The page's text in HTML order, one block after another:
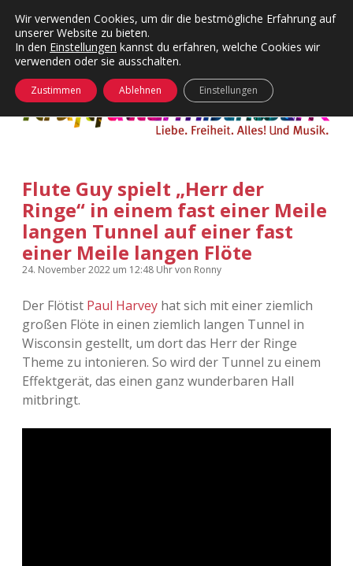
Kategorien
Menü
24 Hours Chilling
Die Wende
KFMW-Disco
kfmw.stuff
Kopfkinomusik
Nur mal so
Täglicher Sinnwahn
Visuelles
KFMW-Disco
Dates
Contact
Adventskalender Dropdown-
Menü
öffnen
Adventskalender 2010
Adventskalender 2011
Adventskalender 2012
Adventskalender 2013
facebook
instagram
rss soundcloud
vimeo
öffnen
Flute Guy spielt „Herr der
Ringe“ in einem fast einer Meile
langen Tunnel auf einer fast
einer Meile langen Flöte
24. November 2022 um 12:48 Uhrvon Ronny
Der Flötist Paul Harvey hat sich mit einer ziemlich
großen Flöte in einen ziemlich langen Tunnel in
Wisconsin gestellt, um dort das Herr der Ringe
Theme zu intonieren. So wird der Tunnel zu einem
Effektgerät, das einen ganz wunderbaren Hall
mitbringt.
Wir verwenden Cookies, um dir die bestmögliche Erfahrung auf
unserer Website zu bieten.
In den Einstellungen kannst du erfahren, welche Cookies wir
verwenden oder sie ausschalten.
Zustimmen Ablehnen Einstellungen